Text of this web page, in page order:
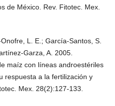
de México. Rev. Fitotec. Mex.
L. E.; García-Santos, S.
Garza, A. 2005.
maíz con líneas androestériles
respuesta a la fertilización y
Mex. 28(2):127-133.